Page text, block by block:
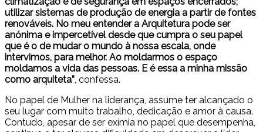
utilizar sistemas de produção de energia a partir de fontes
renováveis. No meu entender a Arquitetura pode ser
anónima e impercetível desde que cumpra o seu papel
que é o de mudar o mundo à nossa escala, onde
intervimos, para melhor. Ao moldarmos o espaço
moldamos a vida das pessoas. E é essa a minha missão
como arquiteta”, confessa.
No papel de Mulher na liderança, assume ter alcançado o
seu lugar com muito trabalho, dedicação e amor à causa.
Contudo, apesar de ser exímia no papel que desempenha,